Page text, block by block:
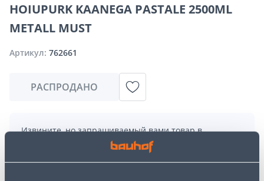
HOIUPURK KAANEGA PASTALE 2500ML
METALL MUST
Артикул: 762661
РАСПРОДАНО
Извините, но запрашиваемый вами товар в
настоящее время временно отсутствует из-за
большого спроса. Однако мы предлагаем отличные
альтернативы из той жекатегории товаров, которые